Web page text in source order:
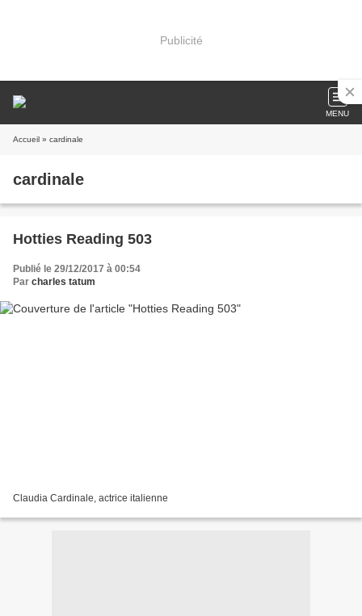
Publicité
MENU
Accueil » cardinale
cardinale
Hotties Reading 503
Publié le 29/12/2017 à 00:54
Par charles tatum
Claudia Cardinale, actrice italienne